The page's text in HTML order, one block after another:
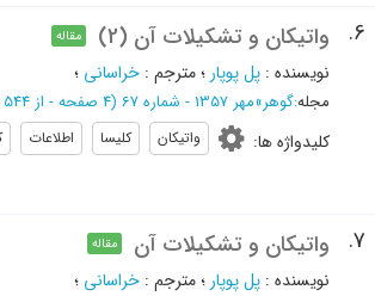
6. واتیکان و تشکیلات آن (2) مقاله
نویسنده : پل پوپار ؛مترجم : خراسانی ؛
مجله:گوهر»مهر 1357 - شماره 67 (‎4 صفحه - از 544 تا 547
کلیدواژه ها: واتیکان کلیسا اطلاعات
7. واتیکان و تشکیلات آن مقاله
نویسنده : پل پوپار ؛مترجم : خراسانی ؛